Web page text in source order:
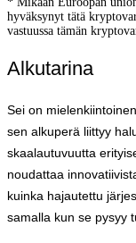
hyväksynyt tätä
vastuussa tämän
Alkutarina
Sei on
sen alkuperä liittyy
skaalautuvuutta
noudattaa
kuinka hajautettu
samalla kun se pysyy